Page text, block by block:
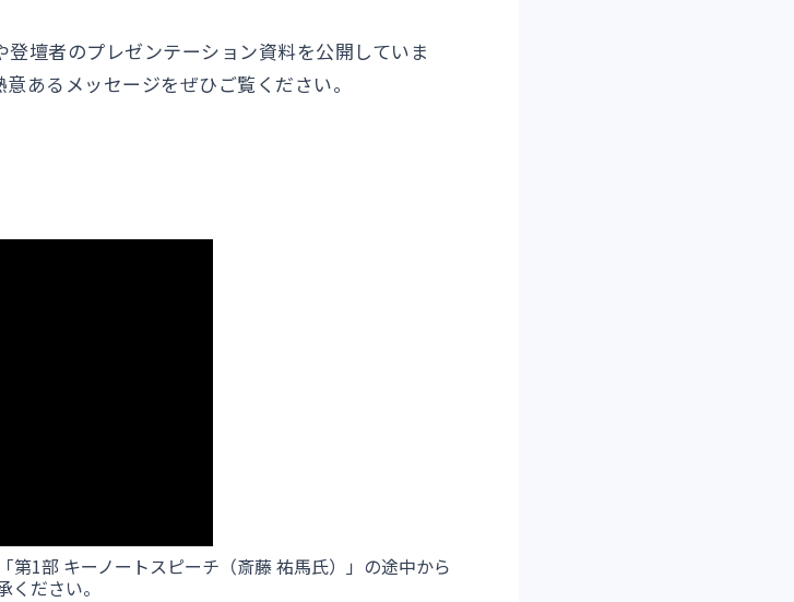
壇者のプレゼンテーション資料を公開していま
あるメッセージをぜひご覧ください。
1部 キーノートスピーチ（斎藤 祐馬氏）」の途中から
ださい。